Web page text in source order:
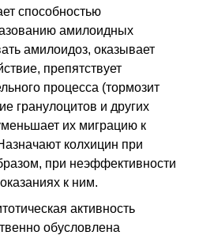
способностью
амилоидных
амилоидоз, оказывает
препятствует
процесса (тормозит
гранулоцитов и других
их миграцию к
колхицин при
при неэффективности
к ним.
активность
обусловлена